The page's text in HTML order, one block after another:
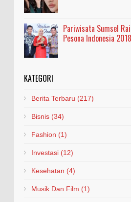
Pariwisata Sumsel
Pesona Indonesia 2018
KATEGORI
Berita Terbaru (217)
Bisnis (34)
Fashion (1)
Investasi (12)
Kesehatan (4)
Musik Dan Film (1)